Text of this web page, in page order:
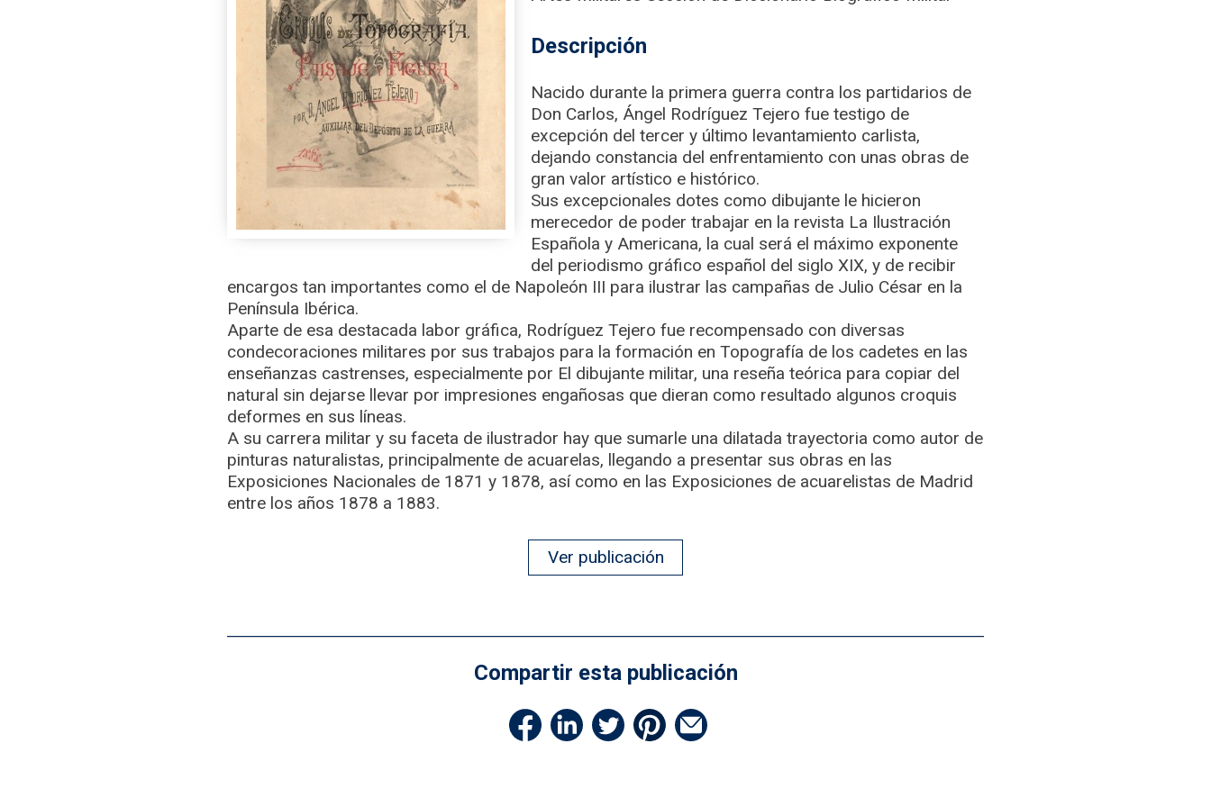
Descripción
Nacido durante la primera guerra contra los partidarios de
Don Carlos, Ángel Rodríguez Tejero fue testigo de
excepción del tercer y último levantamiento carlista,
dejando constancia del enfrentamiento con unas obras de
gran valor artístico e histórico.
Sus excepcionales dotes como dibujante le hicieron
merecedor de poder trabajar en la revista La Ilustración
Española y Americana, la cual será el máximo exponente
del periodismo gráfico español del siglo XIX, y de recibir
encargos tan importantes como el de Napoleón III para ilustrar las campañas de Julio César en la
Península Ibérica.
Aparte de esa destacada labor gráfica, Rodríguez Tejero fue recompensado con diversas
condecoraciones militares por sus trabajos para la formación en Topografía de los cadetes en las
enseñanzas castrenses, especialmente por El dibujante militar, una reseña teórica para copiar del
natural sin dejarse llevar por impresiones engañosas que dieran como resultado algunos croquis
deformes en sus líneas.
A su carrera militar y su faceta de ilustrador hay que sumarle una dilatada trayectoria como autor de
pinturas naturalistas, principalmente de acuarelas, llegando a presentar sus obras en las
Exposiciones Nacionales de 1871 y 1878, así como en las Exposiciones de acuarelistas de Madrid
entre los años 1878 a 1883.
Ver publicación
Compartir esta publicación